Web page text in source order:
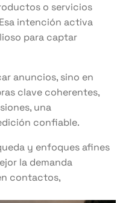
o servicios
intención activa
para captar
anuncios, sino en
clave coherentes,
una
confiable.
y enfoques afines
la demanda
contactos,